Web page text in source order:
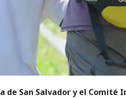
de San Salvador y el Comité